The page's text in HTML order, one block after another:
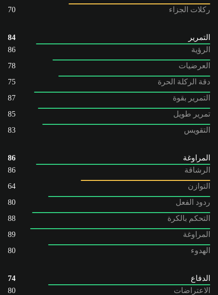
ركلات الجزاء
70
التمرير
84
الرؤية
86
العرضيات
78
دقة الركلة الحرة
75
التمرير بقوة
87
تمرير طويل
85
التقويس
83
المراوغة
86
الرشاقة
86
التوازن
64
ردود الفعل
80
التحكم بالكرة
88
المراوغة
89
الهدوء
80
الدفاع
74
الاعتراضات
80